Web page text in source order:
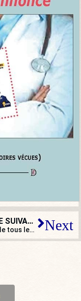
ARTICLE SUIVANT
Le bébé de tous les records Next